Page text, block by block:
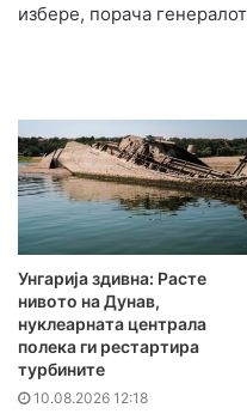
избере, порача
Унгарија здивна: Расте
нивото на Дунав,
нуклеарната централа
полека ги рестартира
турбините
10.08.2026 12:18